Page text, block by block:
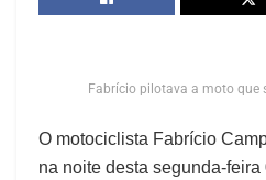
Fabrício pilotava a moto que
O motociclista Fabrício
na noite desta segunda-